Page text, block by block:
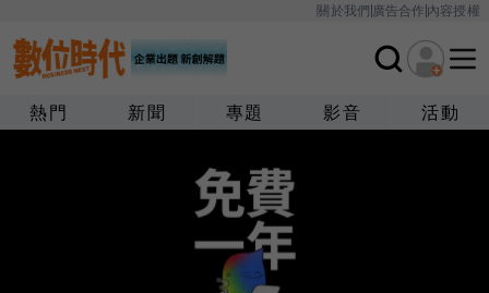
關於我們廣告合作內容授權
熱門 新聞 專題 影音 活動